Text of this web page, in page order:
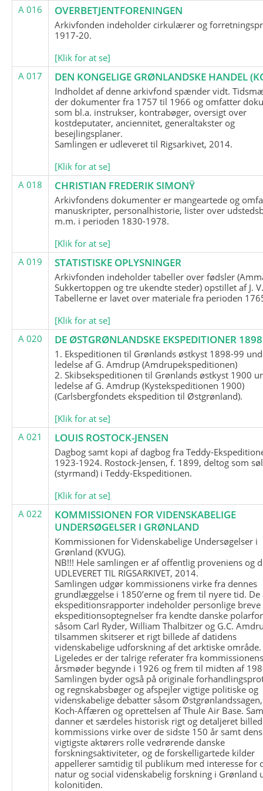
A 016 OVERBETJENTFORENINGEN
Arkivfonden indeholder cirkulærer og
1917-20.
[Klik for at se]
A 017
DEN KONGELIGE GRØNLANDSKE HANDEL
Indholdet af denne arkivfond spænder vidt.
der dokumenter fra 1757 til 1966 og omfatter
som bl.a. instrukser, kontrabøger, oversigt over
kostdeputater, anciennitet, generaltakster og
besejlingsplaner.
Samlingen er udleveret til Rigsarkivet, 2014.
[Klik for at se]
A 018
CHRISTIAN FREDERIK SIMONŸ
Arkivfondens dokumenter er mangeartede og
manuskripter, personalhistorie, lister over
m.m. i perioden 1830-1978.
[Klik for at se]
A 019
STATISTISKE OPLYSNINGER
Arkivfonden indeholder tabeller over fødsler
Sukkertoppen og tre ukendte steder) opstillet af J.
Tabellerne er lavet over materiale fra perioden
[Klik for at se]
A 020
DE ØSTGRØNLANDSKE EKSPEDITIONER
1. Ekspeditionen til Grønlands østkyst 1898-99
ledelse af G. Amdrup (Amdrupekspeditionen)
2. Skibsekspeditionen til Grønlands østkyst 1900
ledelse af G. Amdrup (Kystekspeditionen 1900)
(Carlsbergfondets ekspedition til Østgrønland).
[Klik for at se]
A 021
LOUIS ROSTOCK-JENSEN
Dagbog samt kopi af dagbog fra Teddy-
1923-1924. Rostock-Jensen, f. 1899, deltog som
(styrmand) i Teddy-Ekspeditionen.
[Klik for at se]
A 022
KOMMISSIONEN FOR VIDENSKABELIGE
UNDERSØGELSER I GRØNLAND
Kommissionen for Videnskabelige Undersøgelser i
Grønland (KVUG).
NB!!! Hele samlingen er af offentlig proveniens og
UDLEVERET TIL RIGSARKIVET, 2014.
Samlingen udgør kommissionens virke fra dennes
grundlæggelse i 1850’erne og frem til nyere tid.
ekspeditionsrapporter indeholder personlige breve
ekspeditionsoptegnelser fra kendte danske
såsom Carl Ryder, William Thalbitzer og G.C.
tilsammen skitserer et rigt billede af datidens
videnskabelige udforskning af det arktiske område.
Ligeledes er der talrige referater fra
årsmøder begynde i 1926 og frem til midten af
Samlingen byder også på originale
og regnskabsbøger og afspejler vigtige politiske og
videnskabelige debatter såsom
Koch-Affæren og oprettelsen af Thule Air Base.
danner et særdeles historisk rigt og detaljeret
kommissions virke over de sidste 150 år samt dens
vigtigste aktørers rolle vedrørende danske
forskningsaktiviteter, og de forskelligartede kilder
appellerer samtidig til publikum med interesse for
natur og social videnskabelig forskning i Grønland
kolonitiden.